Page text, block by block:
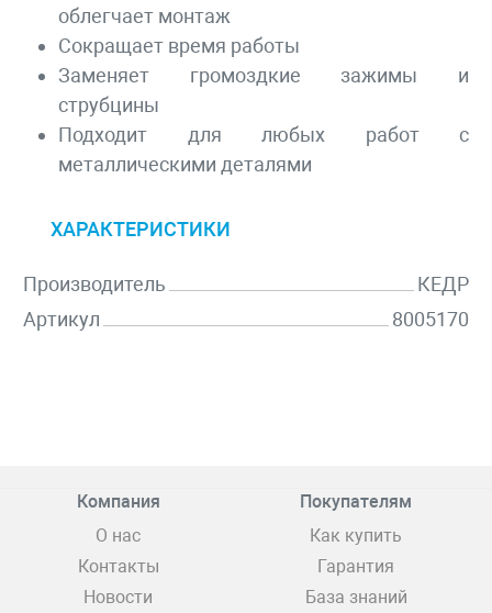
облегчает монтаж
Сокращает время работы
Заменяет громоздкие зажимы и
струбцины
Подходит для любых работ с
металлическими деталями
ХАРАКТЕРИСТИКИ
Производитель
КЕДР
Артикул
8005170
Компания
О нас
Контакты
Новости
Покупателям
Как купить
Гарантия
База знаний